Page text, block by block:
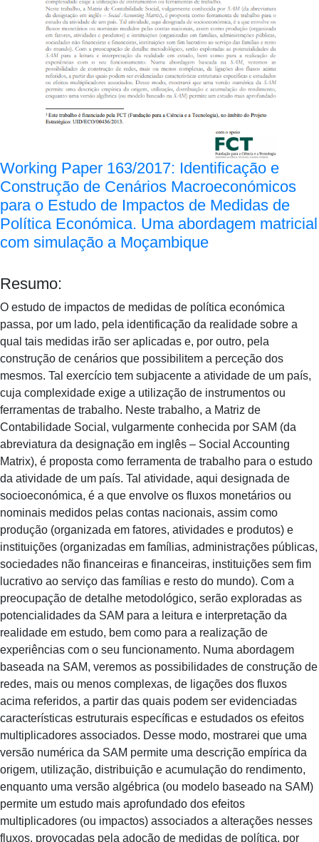
Working Paper 163/2017: Identificação e
Construção de Cenários Macroeconómicos
para o Estudo de Impactos de Medidas de
Política Económica. Uma abordagem matricial
com simulação a Moçambique
Resumo:
O estudo de impactos de medidas de política económica
passa, por um lado, pela identificação da realidade sobre a
qual tais medidas irão ser aplicadas e, por outro, pela
construção de cenários que possibilitem a perceção dos
mesmos. Tal exercício tem subjacente a atividade de um país,
cuja complexidade exige a utilização de instrumentos ou
ferramentas de trabalho. Neste trabalho, a Matriz de
Contabilidade Social, vulgarmente conhecida por SAM (da
abreviatura da designação em inglês – Social Accounting
Matrix), é proposta como ferramenta de trabalho para o estudo
da atividade de um país. Tal atividade, aqui designada de
socioeconómica, é a que envolve os fluxos monetários ou
nominais medidos pelas contas nacionais, assim como
produção (organizada em fatores, atividades e produtos) e
instituições (organizadas em famílias, administrações públicas,
sociedades não financeiras e financeiras, instituições sem fim
lucrativo ao serviço das famílias e resto do mundo). Com a
preocupação de detalhe metodológico, serão exploradas as
potencialidades da SAM para a leitura e interpretação da
realidade em estudo, bem como para a realização de
experiências com o seu funcionamento. Numa abordagem
baseada na SAM, veremos as possibilidades de construção de
redes, mais ou menos complexas, de ligações dos fluxos
acima referidos, a partir das quais podem ser evidenciadas
características estruturais específicas e estudados os efeitos
multiplicadores associados. Desse modo, mostrarei que uma
versão numérica da SAM permite uma descrição empírica da
origem, utilização, distribuição e acumulação do rendimento,
enquanto uma versão algébrica (ou modelo baseado na SAM)
permite um estudo mais aprofundado dos efeitos
multiplicadores (ou impactos) associados a alterações nesses
fluxos, provocadas pela adoção de medidas de política, por